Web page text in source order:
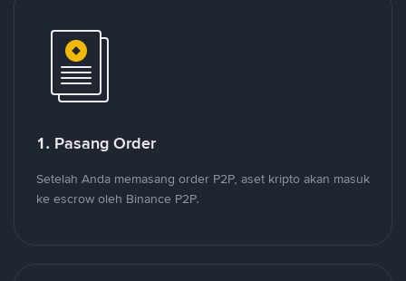
1. Pasang Order
Setelah Anda memasang order P2P, aset kripto akan masuk
ke escrow oleh Binance P2P.